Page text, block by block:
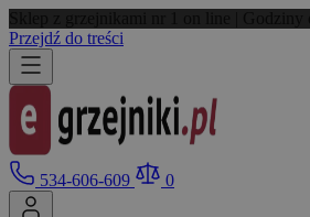
Przejdź do treści
534-606-609 0